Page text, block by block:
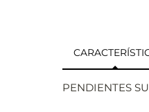
PENDIENTES